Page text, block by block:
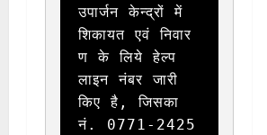
उपार्जन केन्द्रों में
शिकायत एवं निवार
ण के लिये हेल्प
लाइन नंबर जारी
किए है, जिसका
नं. 0771-2425